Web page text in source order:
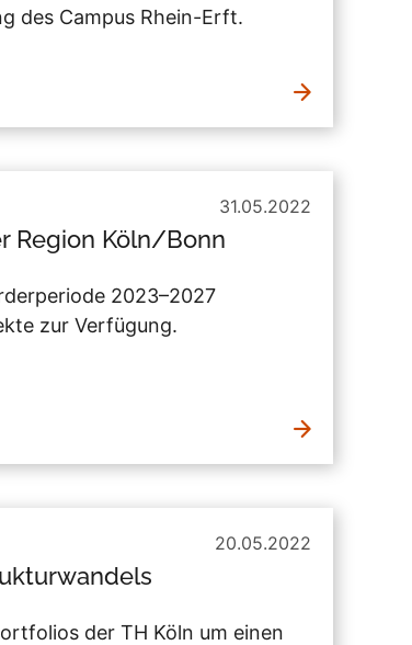
des Campus Rhein-Erft.
31.05.2022
Region Köln/Bonn
2023–2027
zur Verfügung.
20.05.2022
der TH Köln um einen